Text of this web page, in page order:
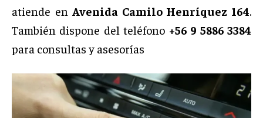
atiende en Avenida Camilo Henríquez 164.
También dispone del teléfono +56 9 5886 3384
para consultas y asesorías